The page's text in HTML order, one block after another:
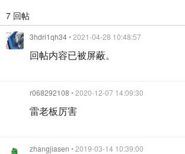
7 回帖
3hdri1qh34• 2021-04-28 10:48:57
回帖内容已被屏蔽。
r068292108 • 2020-12-07 14:09:30
雷老板厉害
zhangjiasen • 2019-03-14 10:39:00